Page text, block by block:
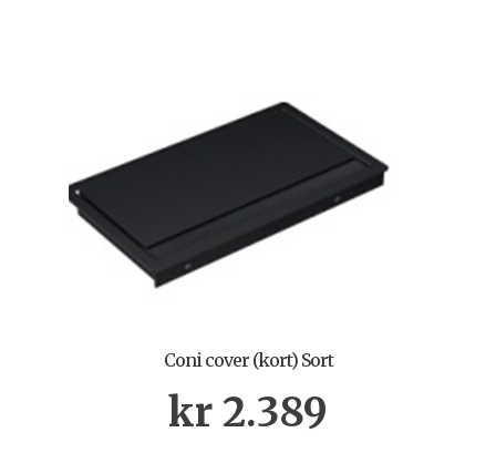
Coni cover (kort) Sort
kr 2.389